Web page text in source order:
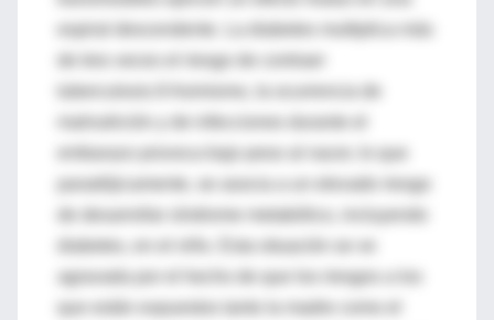
de tres veces el riesgo de contraer
paradójicamente, se asocia a un elevado riesgo
agravada por el hecho de que los riesgos a los